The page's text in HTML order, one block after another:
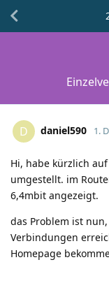
D daniel590 1.
Hi, habe kürzlich
umgestellt. im
6,4mbit angezeigt.
das Problem ist
Verbindungen
Homepage